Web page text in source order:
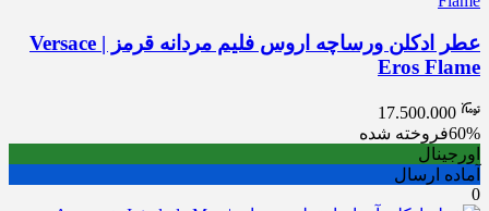
عطر ادکلن ورساچه اروس فلیم مردانه قرمز | Versace
Eros Flame
17.500.000
60%فروخته شده
اورجینال
آماده ارسال
0